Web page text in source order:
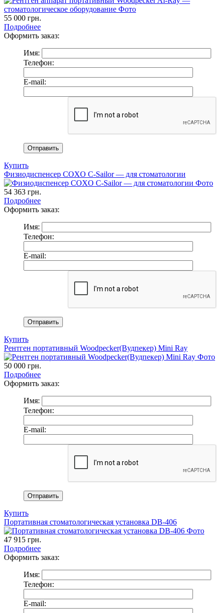
55 000 грн.
Подробнее
Оформить заказ:
Имя:
Телефон:
E-mail:
Купить
Физиодиспенсер COXO C-Sailor — для стоматологии
54 363 грн.
Подробнее
Оформить заказ:
Имя:
Телефон:
E-mail:
Купить
Рентген портативный Woodpecker(Вудпекер) Mini Ray
50 000 грн.
Подробнее
Оформить заказ:
Имя:
Телефон:
E-mail:
Купить
Портативная стоматологическая установка DB-406
47 915 грн.
Подробнее
Оформить заказ:
Имя:
Телефон:
E-mail: